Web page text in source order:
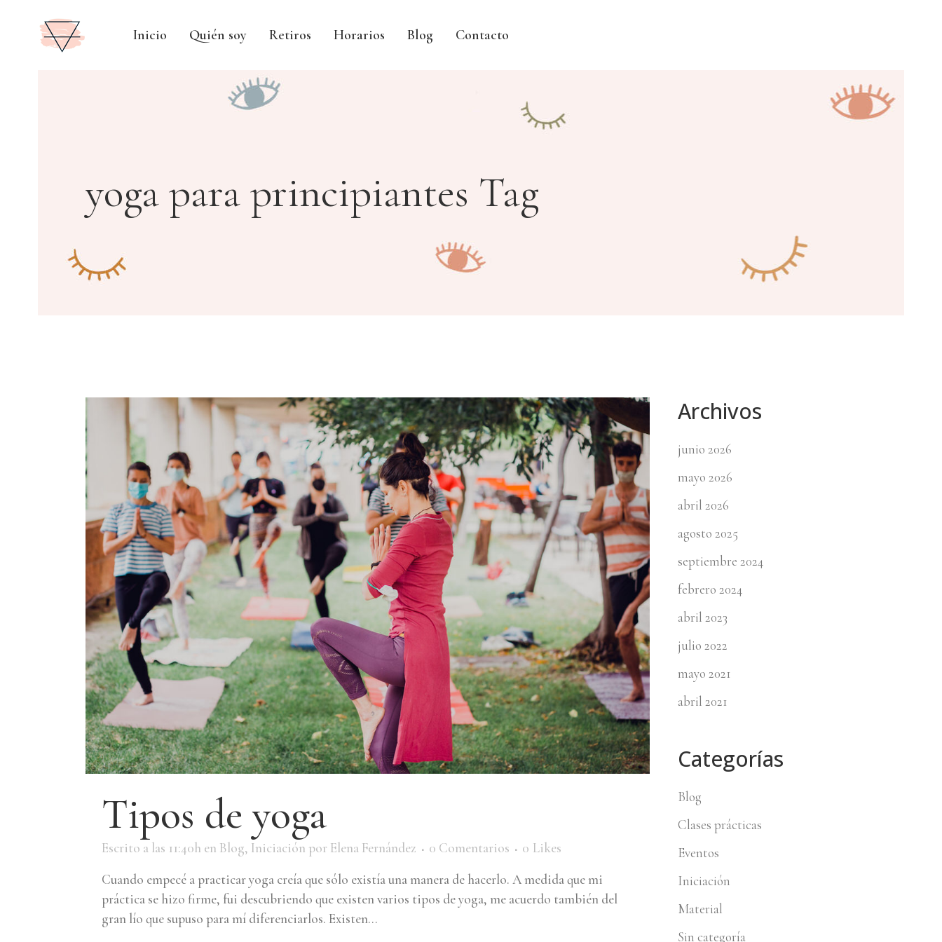
Inicio Quién soy Retiros Horarios Blog Contacto
yoga para principiantes Tag
Tipos de yoga
Escrito a las 11:40h en Blog, Iniciación por Elena Fernández 0 Comentarios 0 Likes
Cuando empecé a practicar yoga creía que sólo existía una manera de hacerlo. A medida que mi
práctica se hizo firme, fui descubriendo que existen varios tipos de yoga, me acuerdo también del
gran lío que supuso para mí diferenciarlos. Existen...
Archivos
junio 2026
mayo 2026
abril 2026
agosto 2025
septiembre 2024
febrero 2024
abril 2023
julio 2022
mayo 2021
abril 2021
Categorías
Blog
Clases prácticas
Eventos
Iniciación
Material
Sin categoría